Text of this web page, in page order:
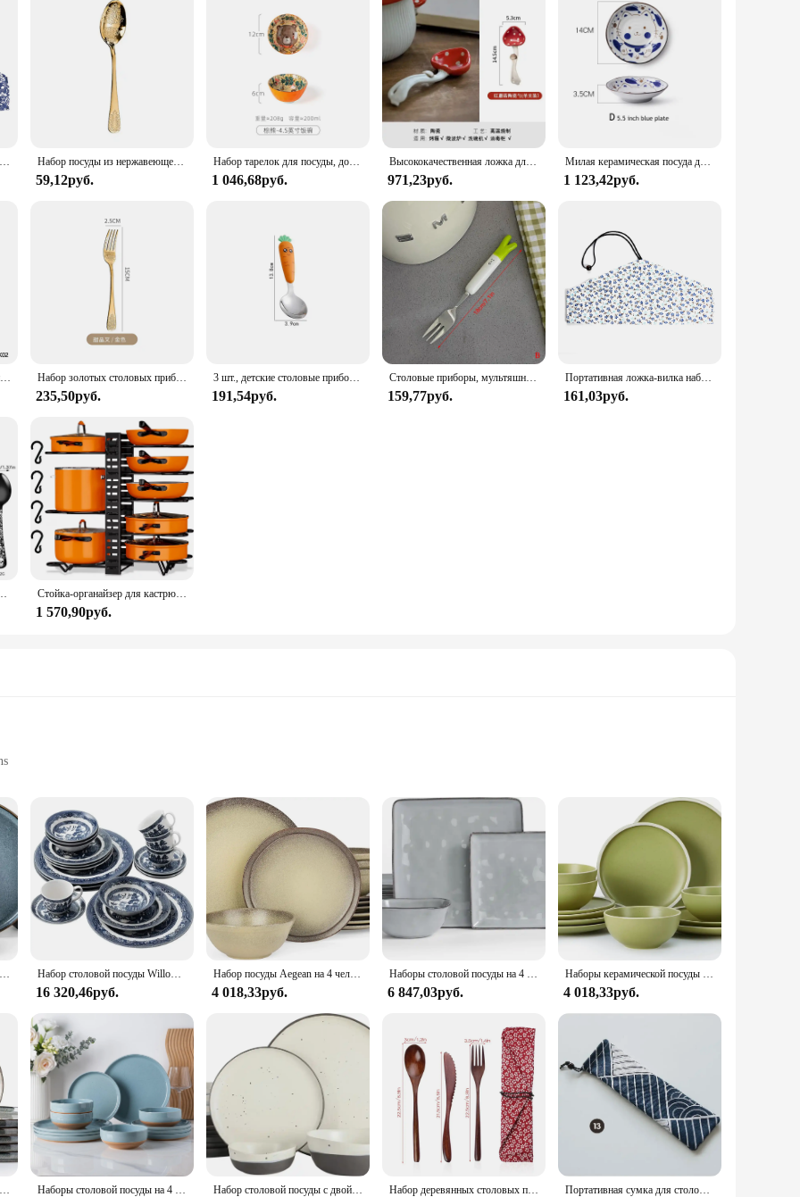
Новинка, портативные многоразовые деревянные столовые приборы, бамбуковые столовые приборы с мешками, ложка, вилка, резак, столовая посуда, столовые приборы, наборы посуды Набор посуды из нержавеющей стали 430, вилка, ложка, рельефная посуда для путешествий
59,12руб.
Набор тарелок для посуды, домашние креативные керамические миски и палочки для еды в скандинавском стиле, набор посуды, комбинация мисок и тарелок, набор посуды
1 046,68руб.
Высококачественная ложка для супа, милая мультяшная десертная ложка, керамическая кофейная ложка для грибов, подглазурованная цветная посуда, набор
971,23руб.
Милая керамическая посуда для кошек, дизайнерская посуда в японском стиле для рисовой лапши, тарелка для соуса, 4,5/5,5/6,5/7 дюймов, 1 шт.
1 123,42руб.
Ложка-Вилка для приготовления пончиков, из нержавеющей стали Набор золотых столовых приборов из нержавеющей стали, вилка, ложки, нож, женский роскошный набор столовых приборов, столовая посуда для дома, кухни, ресторана
235,50руб.
3 шт., детские столовые приборы из нержавеющей стали
191,54руб.
Столовые приборы, мультяшная луковая ложка, вилка, палочки для еды, наборы портативной столовой посуды из нержавеющей стали, аксессуары для кухни
159,77руб.
Портативная ложка-вилка набор деревянных столовых приборов, многоразовая, из бамбука
161,03руб.
стали с рисунком черепа на Хэллоуин, столовые приборы в западном стиле Стойка-органайзер для кастрюль, 8-х ярусный органайзер для кастрюль и сковородок, органайзер для крышек кастрюли для кухонного шкафа, органайзеры для посуды и хранения, обновленный
1 570,90руб.
4 Dessert Plates, and 4 Tea Cups
of style. The sleek, modern design of the porcelain pieces adds a touch of elegance to any table setting. The set's sophisticated look
gatherings. The set's versatility ensures that it can be used for everyday meals or as a centerpiece for special occasions.
to withstand the rigors of daily use while maintaining its pristine appearance. The durable material resists chips and cracks, ensuring
serving a hearty meal or a light snack, this set is built to last.
all the essentials for a complete dining experience. The set includes 4 dinner plates, 4 soup bowls, 4 dessert plates, and 4 tea cups,
gatherings. The set's uniformity in design and size ensures a harmonious look on the table, enhancing the dining experience for all
Наборы керамической посуды на 4 человека, 12 предметов, каменные тарелки и миски, посуда с реактивной глазурью - устойчивые к царапинам Набор столовой посуды Willow Blue, 20 предметов, кухонная посуда, сервиз для 4 обеденных тарелок, полная посуда, тарелки, обеденные наборы, блюдо для столовой
16 320,46руб.
Набор посуды Aegean на 4 человека, наборы тарелок и мисок, обеденный набор из 12 предметов, устойчивый к царапинам керамогранит
4 018,33руб.
Наборы столовой посуды на 4 человека, наборы кухонных тарелок и мисок Ocean Square из 12 предметов, можно использовать в микроволновой печи и в посудомоечной машине, устойчивые к царапинам,
6 847,03руб.
Наборы керамической посуды на 4 человека, наборы тарелок и мисок из крапчатого камня, набор безопасных посуды для микроволновой печи и духовки
4 018,33руб.
Наборы керамической посуды на 4 человека, наборы тарелок и мисок из 12 предметов, посуда с реактивной глазурью - устойчивые к царапинам Наборы столовой посуды на 4 штуки, 12 тарелок и мисок с ручной росписью и подложкой из терракота в деревенском стиле Набор столовой посуды с двойной чашей и стразами, 4 шт. (16 шт.), белый и черный Набор деревянных столовых приборов ложка-вилка, многоразовая деревянная бамбуковая посуда с сумкой, портативная посуда, столовая посуда, студенческие принадлежности для обеда Портативная сумка для столовых приборов, тканевая льняная посуда, бамбуковые палочки для еды, нож, вилки, ложка, контейнер, сумка для посуды в японском стиле для путешествий